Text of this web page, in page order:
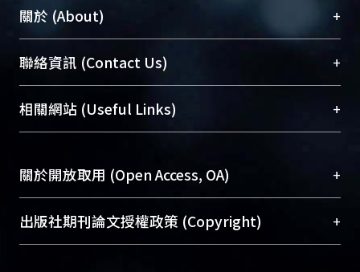
關於 (About) +
臺大位居世界頂尖大學之列，為永久珍藏及向國際
展現本校豐碩的研究成果及學術能量，圖書館整合
機構典藏（NTUR）與學術庫（AH）不同功能平
台，成為臺大學術典藏NTU scholars。期能整合研
成果。
To permanently archive and promote researcher
profiles and scholarly works, Library integrates the
services of “NTU Repository” with “Academic
聯絡資訊 (Contact Us) +
總館學科館員(Main Library)
醫學圖書館學科館員(Medical Library)
Sciences Library)
相關網站 (Useful Links) +
關於開放取用 (Open Access, OA) +
開放取用是從使用者角度提升資訊取用性的社會運
動，應用在學術研究上是透過將研究著作公開供使
出版社期刊論文授權政策 (Copyright) +